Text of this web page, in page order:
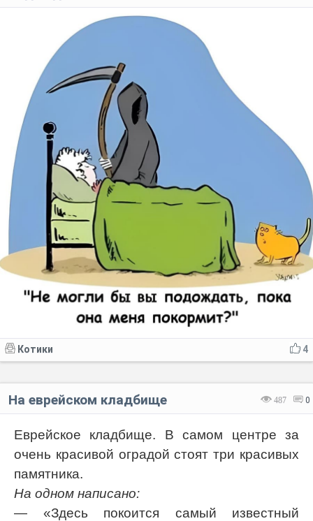
4
Котики
487 0
На еврейском кладбище
Еврейское кладбище. В самом центре за
очень красивой оградой стоят три красивых
памятника.
На одном написано:
— «Здесь покоится самый известный